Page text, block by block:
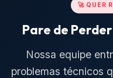
🚀 QUER
Pare de
Nossa equipe
problemas técnicos